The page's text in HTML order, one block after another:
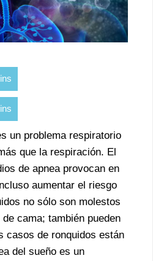
un problema respiratorio
que la respiración. El
de apnea provocan en
aumentar el riesgo
no sólo son molestos
cama; también pueden
casos de ronquidos están
del sueño es un